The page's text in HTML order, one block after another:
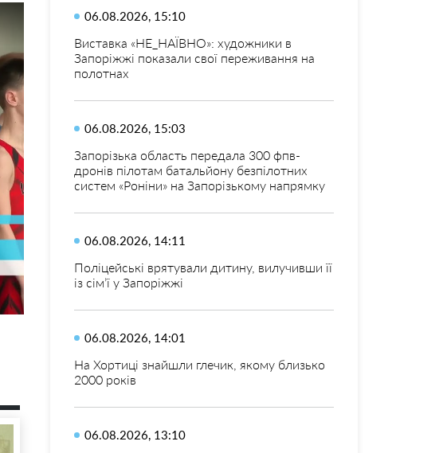
06.08.2026, 15:10
Виставка «НЕ_НАЇВНО»: художники в
Запоріжжі показали свої переживання на
полотнах
06.08.2026, 15:03
Запорізька область передала 300 фпв-
дронів пілотам батальйону безпілотних
систем «Роніни» на Запорізькому напрямку
06.08.2026, 14:11
Поліцейські врятували дитину, вилучивши її
із сім’ї у Запоріжжі
06.08.2026, 14:01
На Хортиці знайшли глечик, якому близько
2000 років
06.08.2026, 13:10